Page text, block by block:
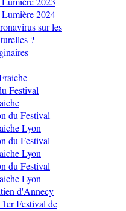
2024
sur les
?
Festival
du Festival
Lyon
du Festival
Lyon
du Festival
Lyon
d'Annecy
Festival de